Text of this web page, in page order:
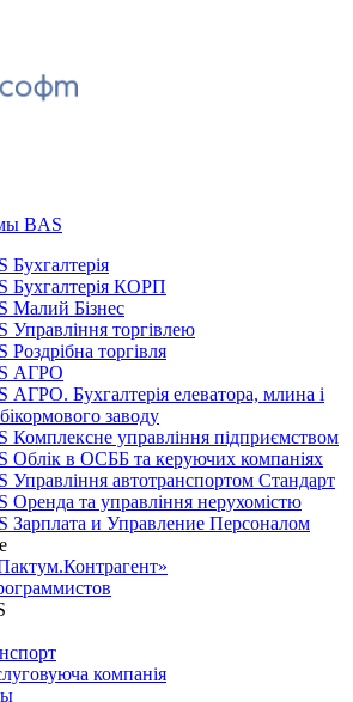
BAS
Бухгалтерія
Бухгалтерія КОРП
Малий Бізнес
Управління торгівлею
Роздрібна торгівля
АГРО
АГРО. Бухгалтерія елеватора, млина і
заводу
Комплексне управління підприємством
Облік в ОСББ та керуючих компаніях
Управління автотранспортом Стандарт
Оренда та управління нерухомістю
Зарплата и Управление Персоналом
компанія